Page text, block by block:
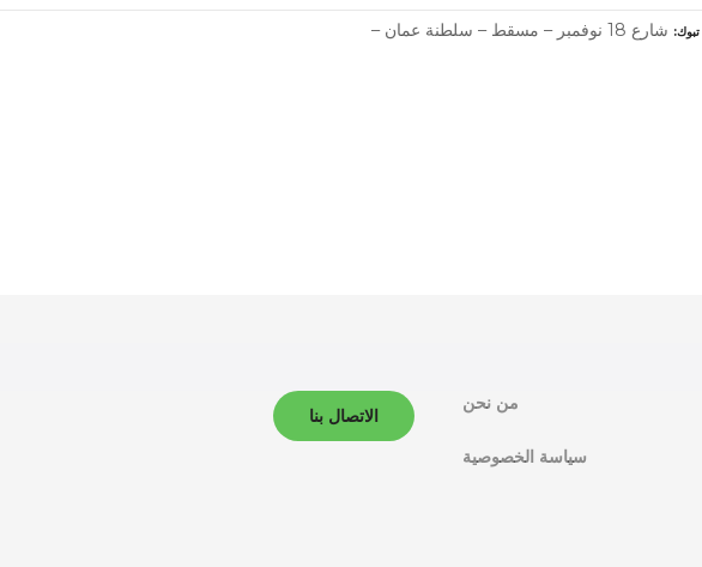
تبوك شارع 18 نوفمبر – مسقط – سلطنة عمان –
من نحن
سياسة الخصوصية
الاتصال بنا